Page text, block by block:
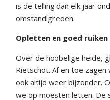
is de telling dan elk jaar
omstandigheden.
Opletten en goed ruiken
Over de hobbelige heide,
Rietschot. Af en toe
ook altijd weer bijzonder.
we op moesten letten. De